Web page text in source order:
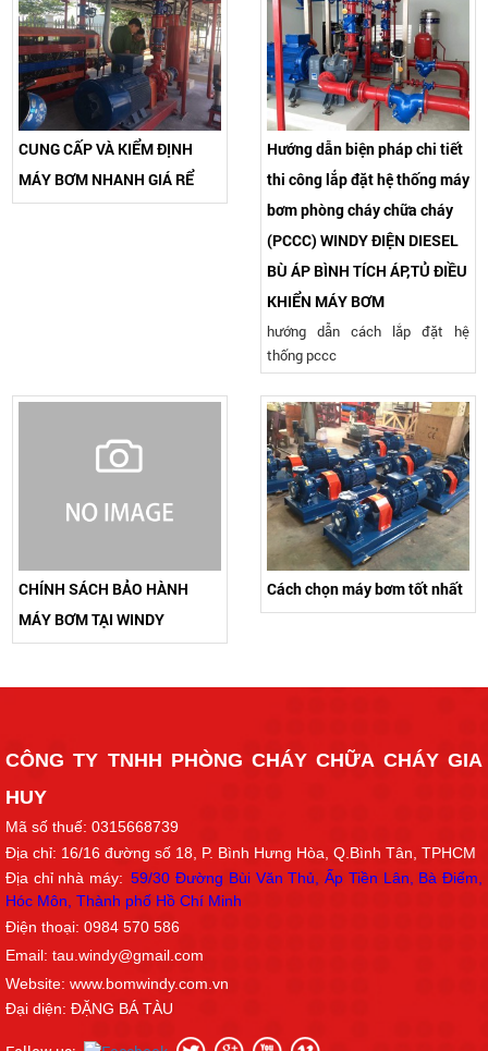
CUNG CẤP VÀ KIỂM ĐỊNH
MÁY BƠM NHANH GIÁ RỂ
Hướng dẫn biện pháp chi tiết
thi công lắp đặt hệ thống máy
bơm phòng cháy chữa cháy
(PCCC) WINDY ĐIỆN DIESEL
BÙ ÁP BÌNH TÍCH ÁP,TỦ ĐIỀU
KHIỂN MÁY BƠM
hướng dẫn cách lắp đặt hệ
thống pccc
CHÍNH SÁCH BẢO HÀNH
MÁY BƠM TẠI WINDY
Cách chọn máy bơm tốt nhất
CÔNG TY TNHH PHÒNG CHÁY CHỮA CHÁY GIA
HUY
Mã số thuế: 0315668739
Địa chỉ: 16/16 đường số 18 , P. Bình Hưng Hòa, Q.Bình Tân, TPHCM
Địa chỉ nhà máy: 59/30 Đường Bùi Văn Thủ, Ấp Tiền Lân, Bà Điểm,
Hóc Môn, Thành phố Hồ Chí Minh
Điện thoại: 0984 570 586
Email: tau.windy@gmail.com
Website: www.bomwindy.com.vn
Đại diện: ĐẶNG BÁ TÀU